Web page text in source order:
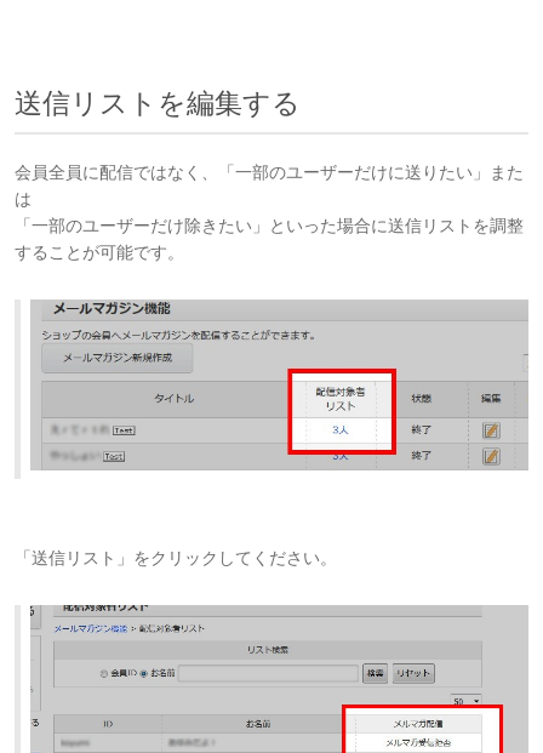
送信リストを編集する
会員全員に配信ではなく、「一部のユーザーだけに送りたい」また
は
「一部のユーザーだけ除きたい」といった場合に送信リストを調整
することが可能です。
「送信リスト」をクリックしてください。